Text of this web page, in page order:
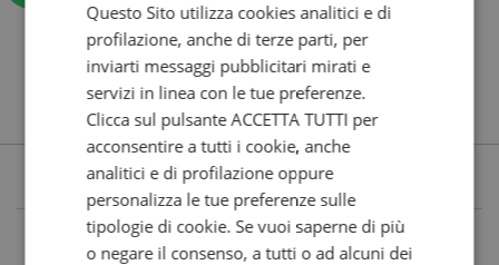
Questo Sito utilizza cookies analitici e di
profilazione, anche di terze parti, per
inviarti messaggi pubblicitari mirati e
servizi in linea con le tue preferenze.
Clicca sul pulsante ACCETTA TUTTI per
acconsentire a tutti i cookie, anche
analitici e di profilazione oppure
personalizza le tue preferenze sulle
tipologie di cookie. Se vuoi saperne di più
o negare il consenso, a tutti o ad alcuni dei